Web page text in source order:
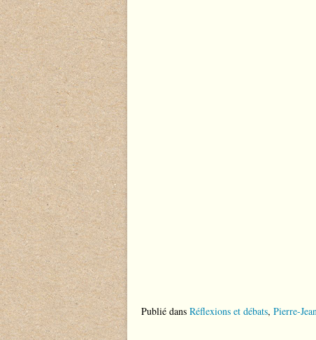
Publié dans Réflexions et débats, Pierre-